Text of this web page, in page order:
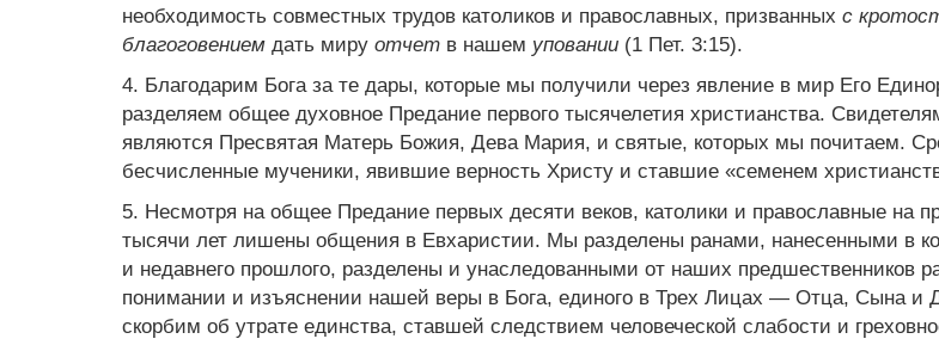
необходимость совместных трудов католиков и православных, призванных с
благоговением дать миру отчет в нашем уповании (1 Пет. 3:15).
4. Благодарим Бога за те дары, которые мы получили через явление в мир Его
разделяем общее духовное Предание первого тысячелетия христианства.
являются Пресвятая Матерь Божия, Дева Мария, и святые, которых мы почитаем.
бесчисленные мученики, явившие верность Христу и ставшие «семенем
5. Несмотря на общее Предание первых десяти веков, католики и православные на
тысячи лет лишены общения в Евхаристии. Мы разделены ранами, нанесенными в
и недавнего прошлого, разделены и унаследованными от наших предшественников
понимании и изъяснении нашей веры в Бога, единого в Трех Лицах — Отца, Сына и
скорбим об утрате единства, ставшей следствием человеческой слабости и